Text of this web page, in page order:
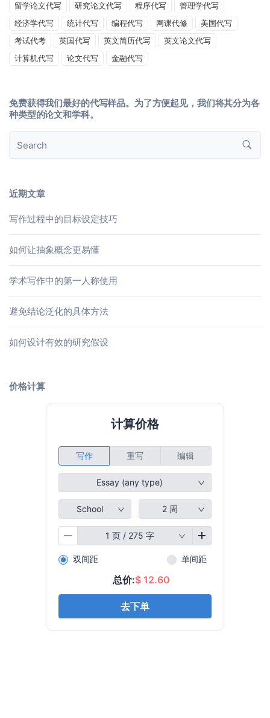
留学论文代写
研究论文代写 程序代写
管理学代写
经济学代写
统计代写 编程代写 网课代修
美国代写
考试代考
英国代写 英文简历代写
英文论文代写
计算机代写
论文代写 金融代写
免费获得我们最好的代写样品。为了方便起见，我们将其分为各
种类型的论文和学科。
近期文章
写作过程中的目标设定技巧
如何让抽象概念更易懂
学术写作中的第一人称使用
避免结论泛化的具体方法
如何设计有效的研究假设
价格计算